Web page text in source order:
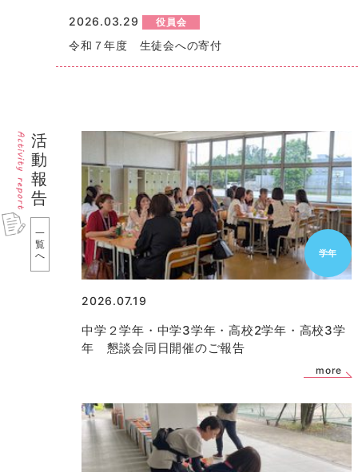
2026.03.29 役員会
令和７年度 生徒会への寄付
活
動
報
告
一
覧
へ
学年
2026.07.19
中学２学年・中学3学年・高校2学年・高校3学
年 懇談会同日開催のご報告
more